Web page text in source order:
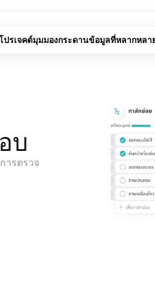
ปรเจคต์มุมมองกระดานข้อมูลที่หลากหลา
บ
ารตรวจ